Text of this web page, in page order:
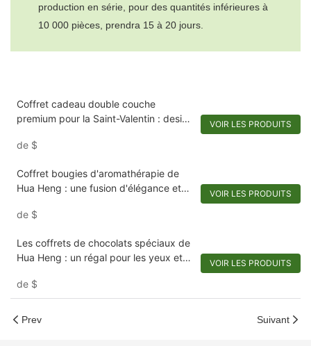
production en série, pour des quantités inférieures à
10 000 pièces, prendra 15 à 20 jours.
Coffret cadeau double couche
premium pour la Saint-Valentin : design
double scénario
de $
VOIR LES PRODUITS
Coffret bougies d'aromathérapie de
Hua Heng : une fusion d'élégance et
de $
VOIR LES PRODUITS
Les coffrets de chocolats spéciaux de
Hua Heng : un régal pour les yeux et
de $
VOIR LES PRODUITS
Prev Suivant